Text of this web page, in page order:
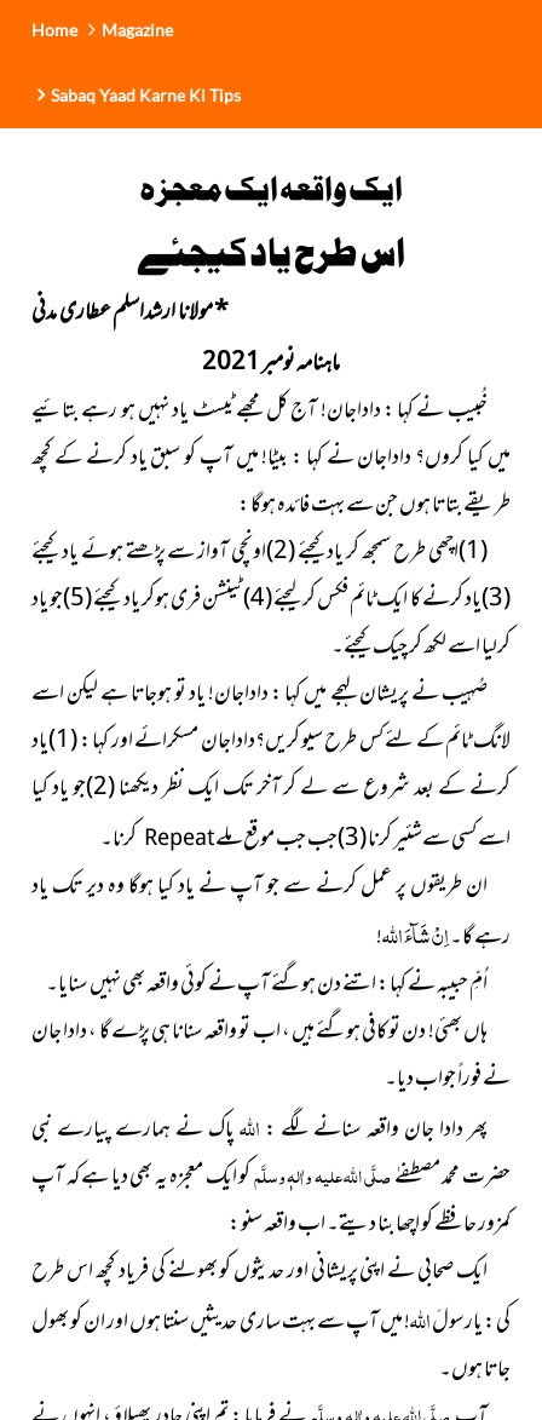
Home Magazine
Sabaq Yaad Karne Ki Tips
ایک واقعہ ایک معجزہ
اس طرح یاد کیجئے
*مولانا ارشداسلم عطاری مدنی
ماہنامہ نومبر 2021
خُبیب نے کہا : داداجان! آج کل مجھے ٹیسٹ یاد نہیں ہو رہے بتائیے
میں کیا کروں؟ داداجان نے کہا : بیٹا! میں آپ کو سبق یاد کرنے کےکچھ
طریقے بتاتا ہوں جن سے بہت فائدہ ہوگا :
(1)اچھی طرح سمجھ کر یاد کیجئے (2)اونچی آواز سے پڑھتے ہوئے یاد کیجئے
(3)یاد کرنے کا ایک ٹائم فکس کرلیجئے (4)ٹینشن فری ہوکر یاد کیجئے (5)جو یاد
کرلیا اسے لکھ کر چیک کیجئے۔
صُہیب نے پریشان لہجے میں کہا : داداجان! یاد تو ہوجاتا ہے لیکن اسے
لانگ ٹائم کے لئے کس طرح سیو کریں؟داداجان مسکرائے اور کہا : (1)یاد
کرنے کے بعد شروع سے لے کر آخر تک ایک نظر دیکھنا (2)جو یاد کیا
اسے کسی سےشئیر کرنا (3)جب جب
موقع ملےRepeat کرنا۔
ان طریقوں پر عمل کرنے سے جو آپ نے یاد کیا ہوگاوہ دیر تک یاد
رہے گا۔اِنْ شَآءَ اللہ!
اُمِّ حبیبہ نے کہا : اتنے دن ہوگئے آپ نے کوئی واقعہ بھی نہیں سنایا۔
ہاں بھئی!دن تو کافی ہوگئے ہیں ، اب تو واقعہسنانا ہیپڑے گا ، دادا جان
نے فوراً جواب دیا۔
پھر دادا جان واقعہ سنانے لگے :اللہپاک نے ہمارے پیارے نبی
حضرت محمد مصطفےٰصلَّی اللہ علیہ واٰلہٖ وسلَّمکوایک معجزہ یہ بھی دیا ہے کہ آپ
کمزور حافظے کو اچھا بنا دیتے۔ اب واقعہ سنو :
ایک صحابی نے اپنی پریشانی اور حدیثوں کو بھولنے کی فریاد کچھ اس طرح
کی : یارسولَاللہ! میں آپ سے بہت ساری حدیثیں سنتا ہوںاور انکو بھول
جاتا ہوں۔